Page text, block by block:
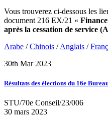
Vous trouverez ci-dessous les
document 216 EX/21 «
après la cessation de service
Arabe /Chinois /Anglais /
30th Mar 2023
Résultats des élections du 16e
STU/70e Conseil/23/006
30 mars 2023